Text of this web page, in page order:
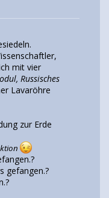
mit vier
Russisches
Lavaröhre
zur Erde
gefangen.?